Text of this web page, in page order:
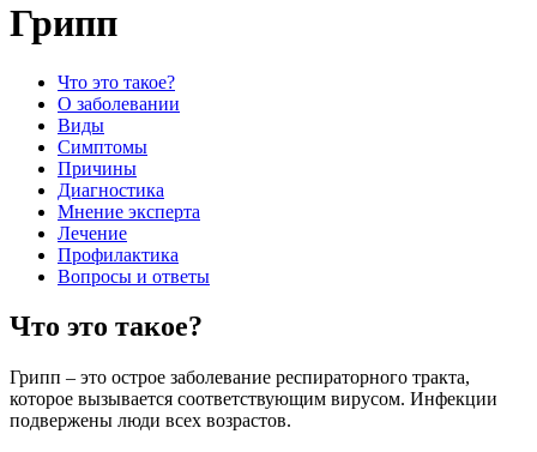
Грипп
Что это такое?
О заболевании
Виды
Симптомы
Причины
Диагностика
Мнение эксперта
Лечение
Профилактика
Вопросы и ответы
Что это такое?
Грипп – это острое заболевание респираторного тракта,
которое вызывается соответствующим вирусом. Инфекции
подвержены люди всех возрастов.